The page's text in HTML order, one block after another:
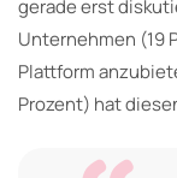
gerade erst
Unternehmen (19
Plattform
Prozent) hat